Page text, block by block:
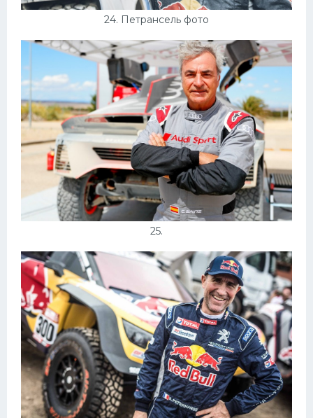
24. Петрансель фото
25.